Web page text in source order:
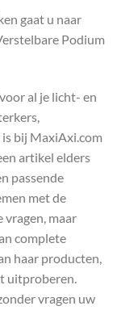
gaat u naar
Podium
al je licht- en
bij MaxiAxi.com
artikel elders
passende
met de
vragen, maar
complete
haar producten,
uitproberen.
vragen uw